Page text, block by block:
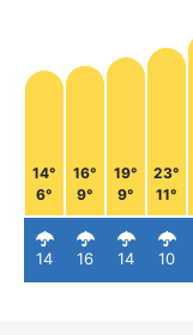
14°
6°
14
16°
9°
16
19°
9°
14
23°
11°
10